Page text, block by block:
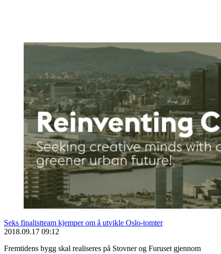
Seks finalistteam kjemper om å utvikle Oslo-tomter
2018.09.17 09:12
Fremtidens bygg skal realiseres på Stovner og Furuset gjennom